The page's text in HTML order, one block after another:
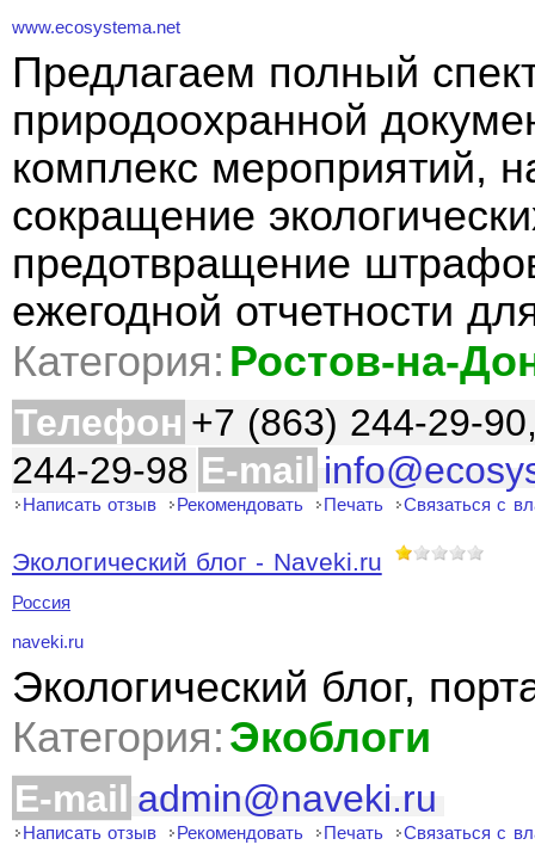
www.ecosystema.net
Предлагаем полный
природоохранной
комплекс мероприятий,
сокращение
предотвращение
ежегодной отчетности
Категория: Ростов-на-
Телефон +7 (863) 244-29-
244-29-98 E-mail
Написать отзыв Рекомендовать Печать Связаться с
Экологический блог - Naveki.ru
Россия
naveki.ru
Экологический блог,
Категория: Экоблоги
E-mail admin@naveki.ru
Написать отзыв Рекомендовать Печать Связаться с